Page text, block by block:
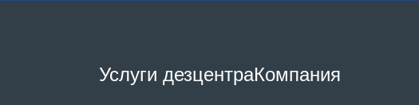
Услуги дезцентраКомпания